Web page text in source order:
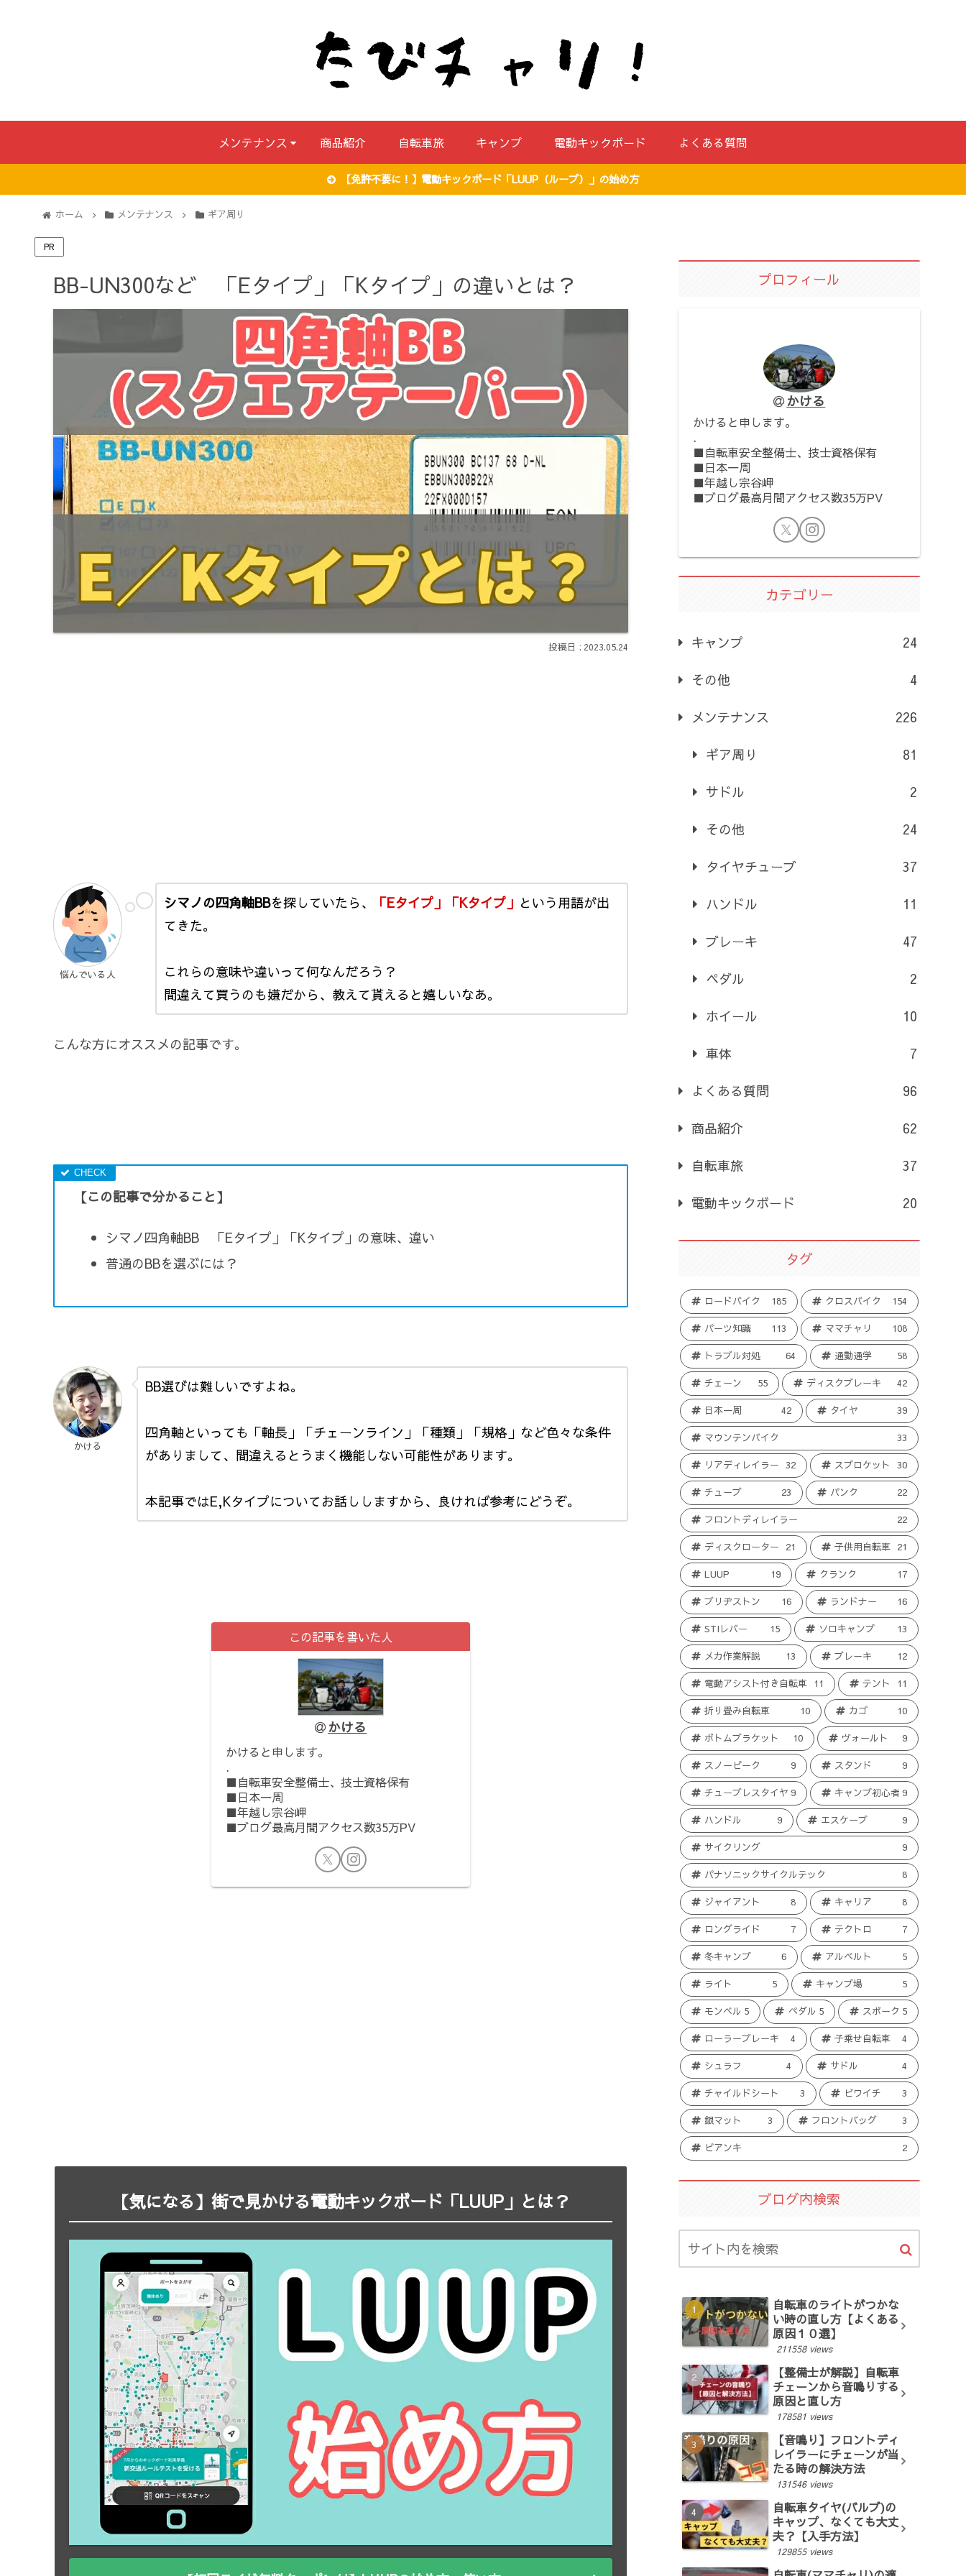
メンテナンス 商品紹介 自転車旅 キャンプ 電動キックボード よくある質問
【免許不要に！】電動キックボード「LUUP（ループ）」の始め方
ホーム メンテナンス ギア周り
PR
BB-UN300など 「Eタイプ」「Kタイプ」の違いとは？
2023.05.24
悩んでいる人
シマノの四角軸BBを探していたら、 「Eタイプ」「Kタイプ」 という用語が出
てきた。
これらの意味や違いって何なんだろう？
間違えて買うのも嫌だから、教えて貰えると嬉しいなあ。
こんな方にオススメの記事です。
【この記事で分かること】
シマノ四角軸BB 「Eタイプ」「Kタイプ」の意味、違い
普通のBBを選ぶには？
かける
BB選びは難しいですよね。
四角軸といっても「軸長」「チェーンライン」「種類」「規格」など色々な条件
がありまして、間違えるとうまく機能しない可能性があります。
本記事ではE,Kタイプについてお話ししますから、良ければ参考にどうぞ。
この記事を書いた人
かける
かけると申します。
.
■自転車安全整備士、技士資格保有
■日本一周
■年越し宗谷岬
■ブログ最高月間アクセス数35万PV
【気になる】街で見かける電動キックボード「LUUP」とは？
プロフィール
かける
かけると申します。
.
■自転車安全整備士、技士資格保有
■日本一周
■年越し宗谷岬
■ブログ最高月間アクセス数35万PV
カテゴリー
キャンプ 24
その他 4
メンテナンス 226
ギア周り 81
サドル 2
その他 24
タイヤチューブ 37
ハンドル 11
ブレーキ 47
ペダル 2
ホイール 10
車体 7
よくある質問 96
商品紹介 62
自転車旅 37
電動キックボード 20
タグ
ロードバイク 185 クロスバイク 154
パーツ知識 113 ママチャリ 108
トラブル対処 64 通勤通学 58
チェーン 55 ディスクブレーキ 42
日本一周 42 タイヤ 39
マウンテンバイク 33
リアディレイラー 32 スプロケット 30
チューブ 23 パンク 22
フロントディレイラー 22
ディスクローター 21 子供用自転車 21
LUUP 19 クランク 17
ブリヂストン 16 ランドナー 16
STIレバー 15 ソロキャンプ 13
メカ作業解説 13 ブレーキ 12
電動アシスト付き自転車 11 テント 11
折り畳み自転車 10 カゴ 10
ボトムブラケット 10 ヴォールト 9
スノーピーク 9 スタンド 9
チューブレスタイヤ 9 キャンプ初心者 9
ハンドル 9 エスケープ 9
サイクリング 9
パナソニックサイクルテック 8
ジャイアント 8 キャリア 8
ロングライド 7 テクトロ 7
冬キャンプ 6 アルベルト 5
ライト 5 キャンプ場 5
モンベル 5 ペダル 5 スポーク 5
ローラーブレーキ 4 子乗せ自転車 4
シュラフ 4 サドル 4
チャイルドシート 3 ビワイチ 3
銀マット 3 フロントバッグ 3
ビアンキ 2
ブログ内検索
自転車のライトがつかな
い時の直し方【よくある
原因１０選】
211558 views
【整備士が解説】自転車
チェーンから音鳴りする
原因と直し方
178581 views
【音鳴り】フロントディ
レイラーにチェーンが当
たる時の解決方法
131546 views
自転車タイヤ(バルブ)の
キャップ、なくても大丈
夫？【入手方法】
129855 views